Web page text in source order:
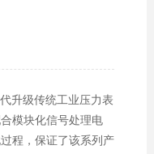
升级传统工业压力表
模块化信号处理电
程，保证了该系列产